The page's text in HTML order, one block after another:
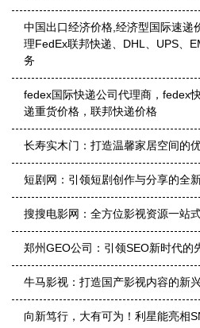
中国出口经济价格,经济型国际速递
理FedEx联邦快递、DHL、UPS、
务
fedex国际快递公司代理商，fedex
递重货价格，联邦快递价格
长寿实木门：打造温馨家居空间的
短剧网：引领短剧创作与分享的全
搜搜电影网：全方位影视资源一站
郑州GEO公司：引领SEO新时代的
牛马影视：打造国产影视内容的新
向新笃行，大有可为！利星能亮相